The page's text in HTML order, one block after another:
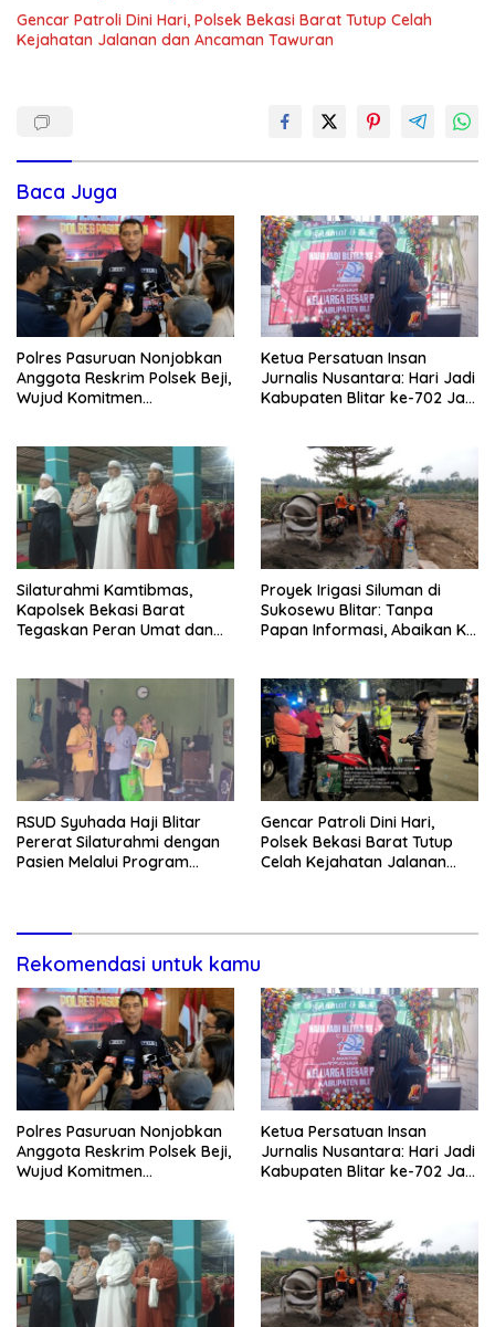
Gencar Patroli Dini Hari, Polsek Bekasi Barat Tutup Celah
Kejahatan Jalanan dan Ancaman Tawuran
Baca Juga
Polres Pasuruan Nonjobkan
Anggota Reskrim Polsek Beji,
Wujud Komitmen
Ketua Persatuan Insan
Jurnalis Nusantara: Hari Jadi
Kabupaten Blitar ke-702 Jadi
Silaturahmi Kamtibmas,
Kapolsek Bekasi Barat
Tegaskan Peran Umat dan
Proyek Irigasi Siluman di
Sukosewu Blitar: Tanpa
Papan Informasi, Abaikan K3,
RSUD Syuhada Haji Blitar
Pererat Silaturahmi dengan
Pasien Melalui Program
Gencar Patroli Dini Hari,
Polsek Bekasi Barat Tutup
Celah Kejahatan Jalanan
Rekomendasi untuk kamu
Polres Pasuruan Nonjobkan
Anggota Reskrim Polsek Beji,
Wujud Komitmen
Ketua Persatuan Insan
Jurnalis Nusantara: Hari Jadi
Kabupaten Blitar ke-702 Jadi